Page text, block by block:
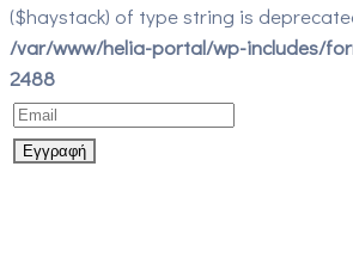
($haystack) of type string is
/var/www/helia-portal/wp-includes/
2488